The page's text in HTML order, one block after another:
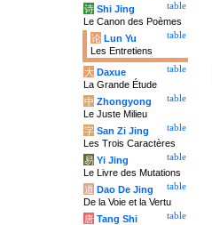
table
诗 Shi Jing
Le Canon des Poèmes
table
论 Lun Yu
Les Entretiens
table
大 Daxue
La Grande Étude
table
中 Zhongyong
Le Juste Milieu
table
字 San Zi Jing
Les Trois Caractères
table
易 Yi Jing
Le Livre des Mutations
table
道 Dao De Jing
De la Voie et la Vertu
table
唐 Tang Shi